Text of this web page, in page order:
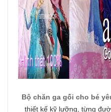
Bộ chăn ga gối cho bé
thiết kế kỹ lưỡng, từng